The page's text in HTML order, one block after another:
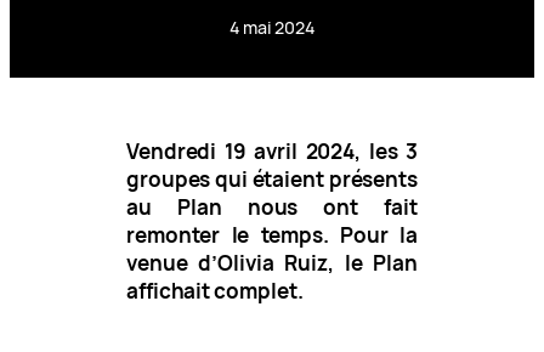
4 mai 2024
Vendredi 19 avril 2024, les 3
groupes qui étaient présents
au Plan nous ont fait
remonter le temps. Pour la
venue d’Olivia Ruiz, le Plan
affichait complet.